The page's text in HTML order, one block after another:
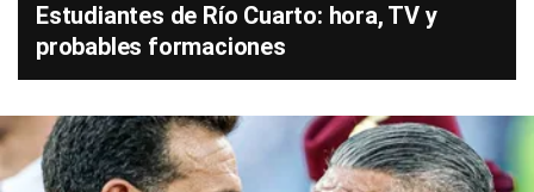
Estudiantes de Río Cuarto: hora, TV y
probables formaciones